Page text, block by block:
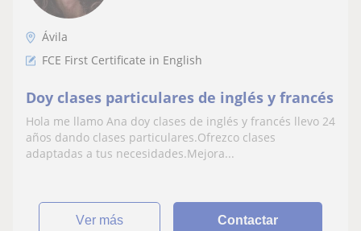
Ávila
FCE First Certificate in English
Doy clases particulares de inglés y francés
Hola me llamo Ana doy clases de inglés y francés llevo 24
años dando clases particulares.Ofrezco clases
adaptadas a tus necesidades.Mejora...
ver más Contactar